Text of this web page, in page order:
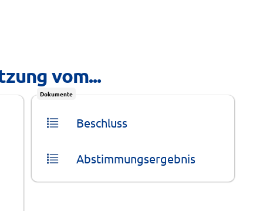
vom...
Dokumente
Beschluss
Abstimmungsergebnis